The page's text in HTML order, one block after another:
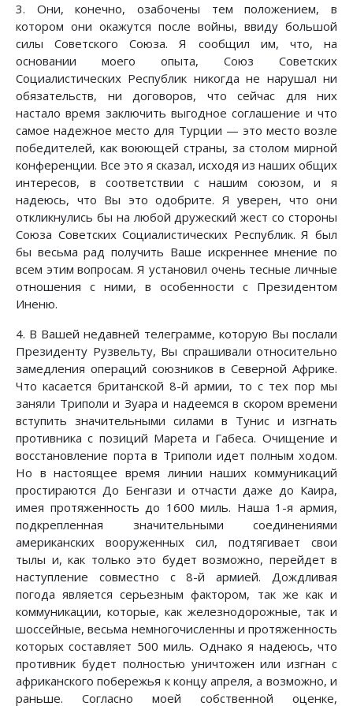
3. Они, конечно, озабочены тем положением, в
котором они окажутся после войны, ввиду большой
силы Советского Союза. Я сообщил им, что, на
основании моего опыта, Союз Советских
Социалистических Республик никогда не нарушал ни
обязательств, ни договоров, что сейчас для них
настало время заключить выгодное соглашение и что
самое надежное место для Турции — это место возле
победителей, как воюющей страны, за столом мирной
конференции. Все это я сказал, исходя из наших общих
интересов, в соответствии с нашим союзом, и я
надеюсь, что Вы это одобрите. Я уверен, что они
откликнулись бы на любой дружеский жест со стороны
Союза Советских Социалистических Республик. Я был
бы весьма рад получить Ваше искреннее мнение по
всем этим вопросам. Я установил очень тесные личные
отношения с ними, в особенности с Президентом
Иненю.
4. В Вашей недавней телеграмме, которую Вы послали
Президенту Рузвельту, Вы спрашивали относительно
замедления операций союзников в Северной Африке.
Что касается британской 8-й армии, то с тех пор мы
заняли Триполи и Зуара и надеемся в скором времени
вступить значительными силами в Тунис и изгнать
противника с позиций Марета и Габеса. Очищение и
восстановление порта в Триполи идет полным ходом.
Но в настоящее время линии наших коммуникаций
простираются До Бенгази и отчасти даже до Каира,
имея протяженность до 1600 миль. Наша 1-я армия,
подкрепленная значительными соединениями
американских вооруженных сил, подтягивает свои
тылы и, как только это будет возможно, перейдет в
наступление совместно с 8-й армией. Дождливая
погода является серьезным фактором, так же как и
коммуникации, которые, как железнодорожные, так и
шоссейные, весьма немногочисленны и протяженность
которых составляет 500 миль. Однако я надеюсь, что
противник будет полностью уничтожен или изгнан с
африканского побережья к концу апреля, а возможно, и
раньше. Согласно моей собственной оценке,